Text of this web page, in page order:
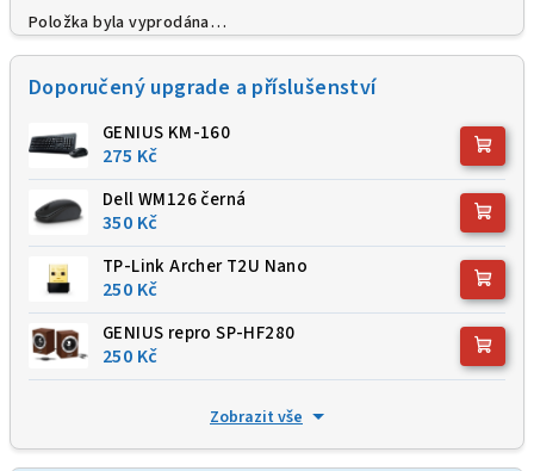
Položka byla vyprodána…
Doporučený upgrade a příslušenství
GENIUS KM-160
275 Kč
Dell WM126 černá
350 Kč
TP-Link Archer T2U Nano
250 Kč
GENIUS repro SP-HF280
250 Kč
Zobrazit vše